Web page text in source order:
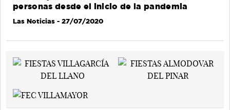
personas desde el inicio de la pandemia
Las Noticias - 27/07/2020